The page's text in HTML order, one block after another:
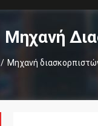
Μηχανή
/ Μηχανή